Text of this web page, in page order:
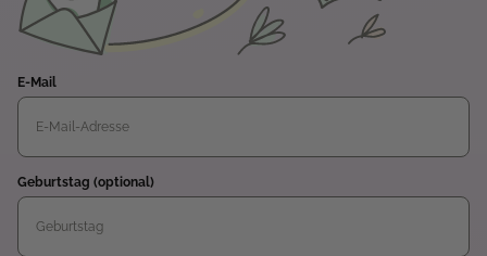
E-Mail
Geburtstag (optional)